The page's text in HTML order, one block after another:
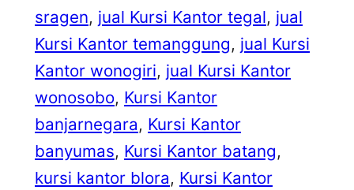
sragen, jual Kursi Kantor tegal, jual
Kursi Kantor temanggung, jual Kursi
Kantor wonogiri, jual Kursi Kantor
wonosobo, Kursi Kantor
banjarnegara, Kursi Kantor
banyumas, Kursi Kantor batang
kursi kantor blora, Kursi Kantor